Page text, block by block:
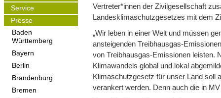
Service
Presse
Baden
Württemberg
Bayern
Berlin
Brandenburg
Bremen
Vertreter*innen der Zivilgesellschaft
Landesklimaschutzgesetzes mit dem
„Wir leben in einer Welt und müssen
ansteigenden Treibhausgas-
von Treibhausgas-Emissionen leisten.
Klimawandels global und lokal
Klimaschutzgesetz für unser Land soll
verankert werden. Denn auch die in